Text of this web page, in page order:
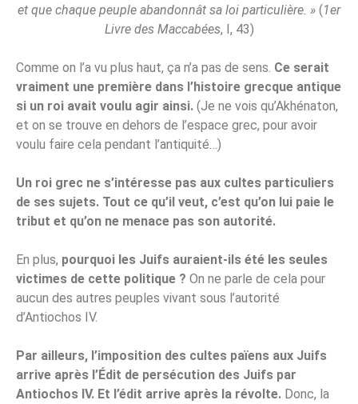
et que chaque peuple abandonnât sa loi particulière. » (1er
Livre des Maccabées, I, 43)
Comme on l’a vu plus haut, ça n’a pas de sens. Ce serait
vraiment une première dans l’histoire grecque antique
si un roi avait voulu agir ainsi. (Je ne vois qu’Akhénaton,
et on se trouve en dehors de l’espace grec, pour avoir
voulu faire cela pendant l’antiquité…)
Un roi grec ne s’intéresse pas aux cultes particuliers
de ses sujets. Tout ce qu’il veut, c’est qu’on lui paie le
tribut et qu’on ne menace pas son autorité.
En plus, pourquoi les Juifs auraient-ils été les seules
victimes de cette politique ? On ne parle de cela pour
aucun des autres peuples vivant sous l’autorité
d’Antiochos IV.
Par ailleurs, l’imposition des cultes païens aux Juifs
arrive après l’Édit de persécution des Juifs par
Antiochos IV. Et l’édit arrive après la révolte. Donc, la